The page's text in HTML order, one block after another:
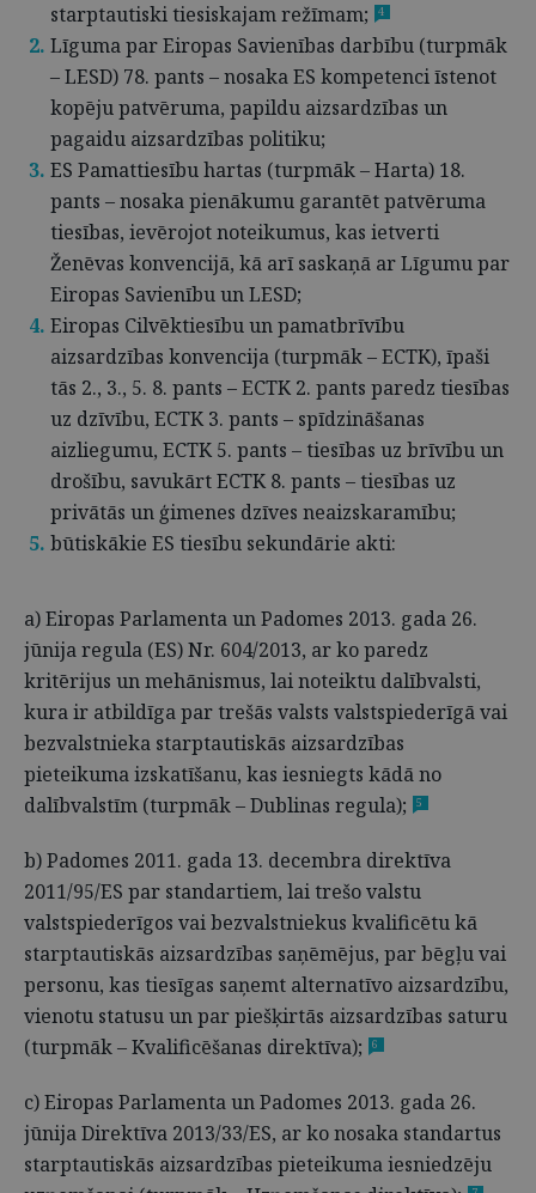
starptautiski tiesiskajam režīmam;
4
Līguma par Eiropas Savienības darbību (turpmāk
– LESD) 78. pants – nosaka ES kompetenci īstenot
kopēju patvēruma, papildu aizsardzības un
pagaidu aizsardzības politiku;
ES Pamattiesību hartas (turpmāk – Harta) 18.
pants – nosaka pienākumu garantēt patvēruma
tiesības, ievērojot noteikumus, kas ietverti
Ženēvas konvencijā, kā arī saskaņā ar Līgumu par
Eiropas Savienību un LESD;
Eiropas Cilvēktiesību un pamatbrīvību
aizsardzības konvencija (turpmāk – ECTK), īpaši
tās 2., 3., 5. 8. pants – ECTK 2. pants paredz tiesības
uz dzīvību, ECTK 3. pants – spīdzināšanas
aizliegumu, ECTK 5. pants – tiesības uz brīvību un
drošību, savukārt ECTK 8. pants – tiesības uz
privātās un ģimenes dzīves neaizskaramību;
būtiskākie ES tiesību sekundārie akti:
a) Eiropas Parlamenta un Padomes 2013. gada 26.
jūnija regula (ES) Nr. 604/2013, ar ko paredz
kritērijus un mehānismus, lai noteiktu dalībvalsti,
kura ir atbildīga par trešās valsts valstspiederīgā vai
bezvalstnieka starptautiskās aizsardzības
pieteikuma izskatīšanu, kas iesniegts kādā no
dalībvalstīm (turpmāk – Dublinas regula);
5
b) Padomes 2011. gada 13. decembra direktīva
2011/95/ES par standartiem, lai trešo valstu
valstspiederīgos vai bezvalstniekus kvalificētu kā
starptautiskās aizsardzības saņēmējus, par bēgļu vai
personu, kas tiesīgas saņemt alternatīvo aizsardzību,
vienotu statusu un par piešķirtās aizsardzības saturu
(turpmāk – Kvalificēšanas direktīva);
6
c) Eiropas Parlamenta un Padomes 2013. gada 26.
jūnija Direktīva 2013/33/ES, ar ko nosaka standartus
starptautiskās aizsardzības pieteikuma iesniedzēju